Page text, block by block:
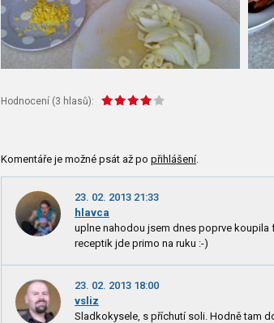
Hodnocení (3 hlasů):
Komentáře je možné psát až po přihlášení.
23. 02. 2013 21:33
hlavca
uplne nahodou jsem dnes poprve koupila
receptik jde primo na ruku :-)
23. 02. 2013 18:00
vsliz
Sladkokysele, s příchutí soli. Hodně tam